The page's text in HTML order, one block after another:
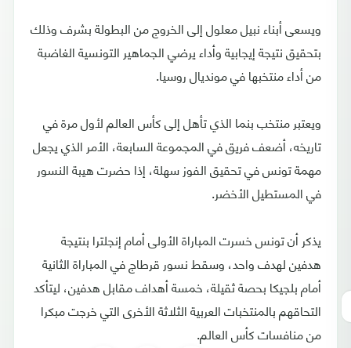
ويسعى أبناء نبيل معلول إلى الخروج من البطولة بشرف وذلك
بتحقيق نتيجة إيجابية وأداء يرضي الجماهير التونسية الغاضبة
من أداء منتخبها في مونديال روسيا.
ويعتبر منتخب بنما الذي تأهل إلى كأس العالم لأول مرة في
تاريخه، أضعف فريق في المجموعة السابعة، الأمر الذي يجعل
مهمة تونس في تحقيق الفوز سهلة، إذا حضرت هيبة النسور
في المستطيل الأخضر.
يذكر أن تونس خسرت المباراة الأولى أمام إنجلترا بنتيجة
هدفين لهدف واحد، وسقط نسور قرطاج في المباراة الثانية
أمام بلجيكا بحصة ثقيلة، خمسة أهداف مقابل هدفين، ليتأكد
التحاقهم بالمنتخبات العربية الثلاثة الأخرى التي خرجت مبكرا
من منافسات كأس العالم.